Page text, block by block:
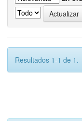
Resultados 1-1 de 1.